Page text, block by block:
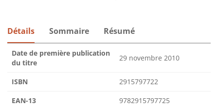
Détails Sommaire Résumé
Date de première publication
du titre
29 novembre 2010
ISBN 2915797722
EAN-13 9782915797725